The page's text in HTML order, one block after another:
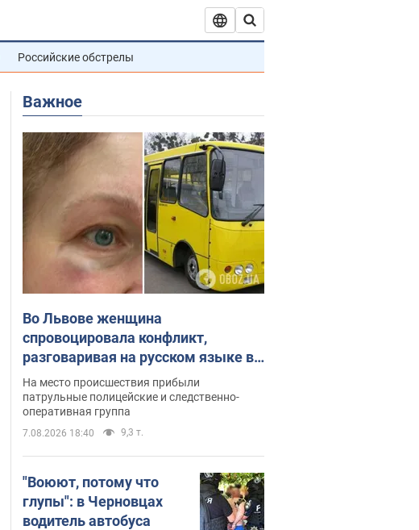
Российские обстрелы
Важное
Во Львове женщина
спровоцировала конфликт,
разговаривая на русском языке в
маршрутке: полиция составила
административный протокол.
Видео
На место происшествия прибыли
патрульные полицейские и следственно-
оперативная группа
7.08.2026 18:40 9,3 т.
"Воюют, потому что
глупы": в Черновцах
водитель автобуса